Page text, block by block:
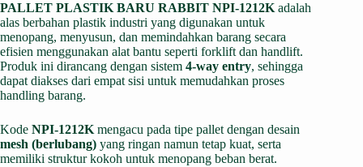
PALLET PLASTIK BARU RABBIT NPI-1212K adalah
alas berbahan plastik industri yang digunakan untuk
menopang, menyusun, dan memindahkan barang secara
efisien menggunakan alat bantu seperti forklift dan handlift.
Produk ini dirancang dengan sistem 4-way entry, sehingga
dapat diakses dari empat sisi untuk memudahkan proses
handling barang.
Kode NPI-1212K mengacu pada tipe pallet dengan desain
mesh (berlubang) yang ringan namun tetap kuat, serta
memiliki struktur kokoh untuk menopang beban berat.